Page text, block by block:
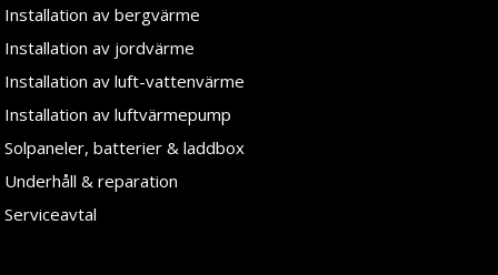
Installation av bergvärme
Installation av jordvärme
Installation av luft-vattenvärme
Installation av luftvärmepump
Solpaneler, batterier & laddbox
Underhåll & reparation
Serviceavtal